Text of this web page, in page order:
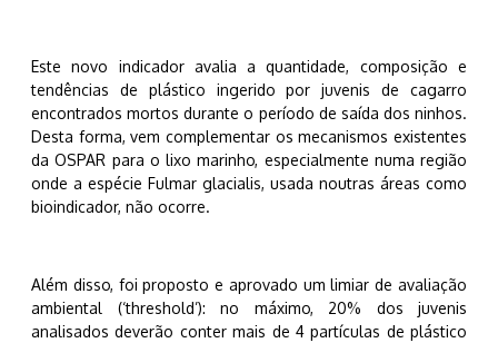
Este novo indicador avalia a quantidade, composição e
tendências de plástico ingerido por juvenis de cagarro
encontrados mortos durante o período de saída dos ninhos.
Desta forma, vem complementar os mecanismos existentes
da OSPAR para o lixo marinho, especialmente numa região
onde a espécie Fulmar glacialis, usada noutras áreas como
bioindicador, não ocorre.
Além disso, foi proposto e aprovado um limiar de avaliação
ambiental (‘threshold’): no máximo, 20% dos juvenis
analisados deverão conter mais de 4 partículas de plástico